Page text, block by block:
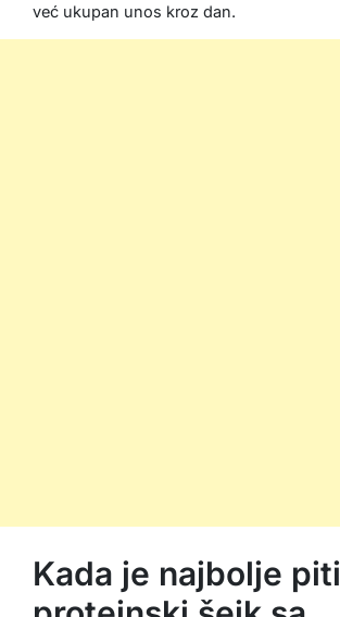
već ukupan unos kroz dan.
Kada je najbolje piti